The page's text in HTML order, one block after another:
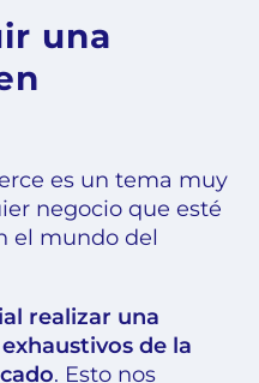
una
es un tema muy
negocio que esté
el mundo del
realizar una
de la
. Esto nos